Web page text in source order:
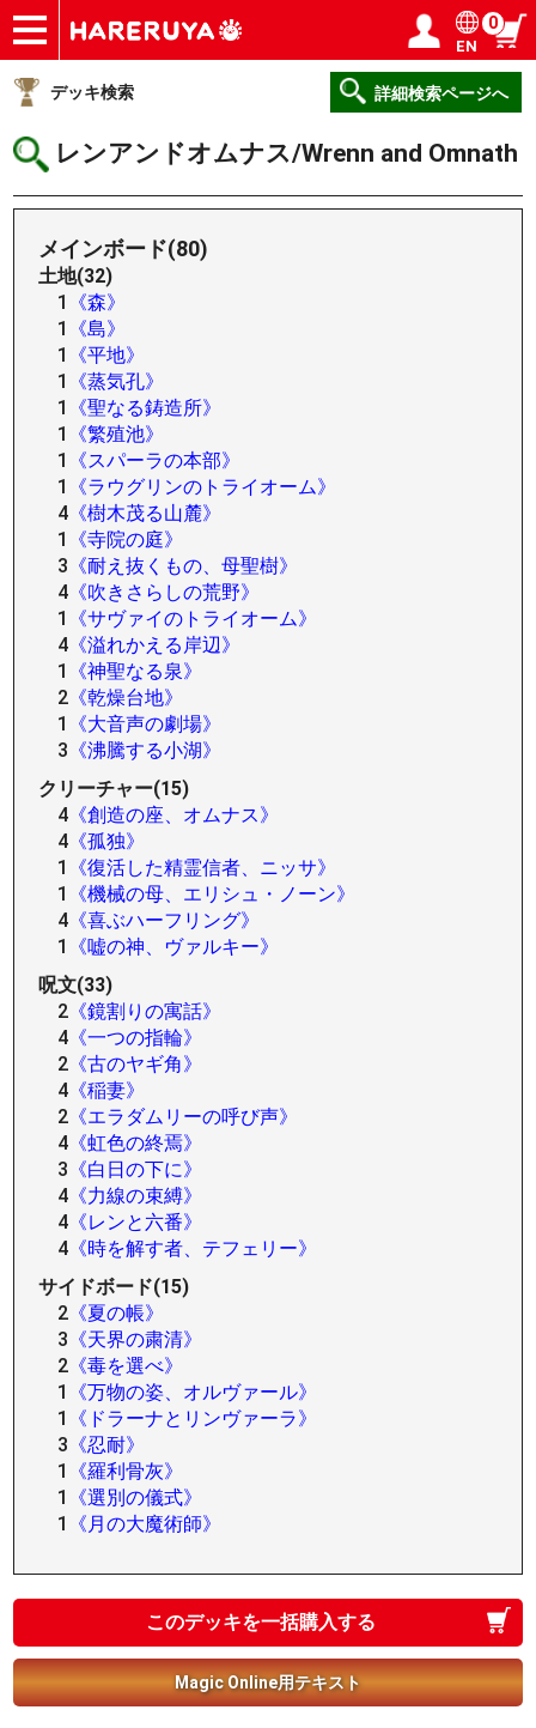
ショップ
買取
記事
デッキ検索
デッキ構築
選手一覧
店舗一覧
イベント
ヘルプ
お問い合わせ ログイン／会員登録
EN
0
デッキ検索 詳細検索ページへ
レンアンドオムナス/Wrenn and Omnath
メインボード(80)
土地(32)
1
《森》
1
《島》
1
《平地》
1
《蒸気孔》
1
《聖なる鋳造所》
1
《繁殖池》
1
《スパーラの本部》
1
《ラウグリンのトライオーム》
4 《樹木茂る山麓》
1
《寺院の庭》
3 《耐え抜くもの、母聖樹》
4 《吹きさらしの荒野》
1
《サヴァイのトライオーム》
4 《溢れかえる岸辺》
1
《神聖なる泉》
2 《乾燥台地》
1
《大音声の劇場》
3 《沸騰する小湖》
クリーチャー(15)
4 《創造の座、オムナス》
4 《孤独》
1
《復活した精霊信者、ニッサ》
1
《機械の母、エリシュ・ノーン》
4 《喜ぶハーフリング》
1
《嘘の神、ヴァルキー》
呪文(33)
2 《鏡割りの寓話》
4 《一つの指輪》
2 《古のヤギ角》
4 《稲妻》
2 《エラダムリーの呼び声》
4 《虹色の終焉》
3 《白日の下に》
4 《力線の束縛》
4 《レンと六番》
4 《時を解す者、テフェリー》
サイドボード(15)
2 《夏の帳》
3 《天界の粛清》
2 《毒を選べ》
1
《万物の姿、オルヴァール》
1
《ドラーナとリンヴァーラ》
3 《忍耐》
1
《羅利骨灰》
1
《選別の儀式》
1
《月の大魔術師》
このデッキを一括購入する
Magic Online用テキスト